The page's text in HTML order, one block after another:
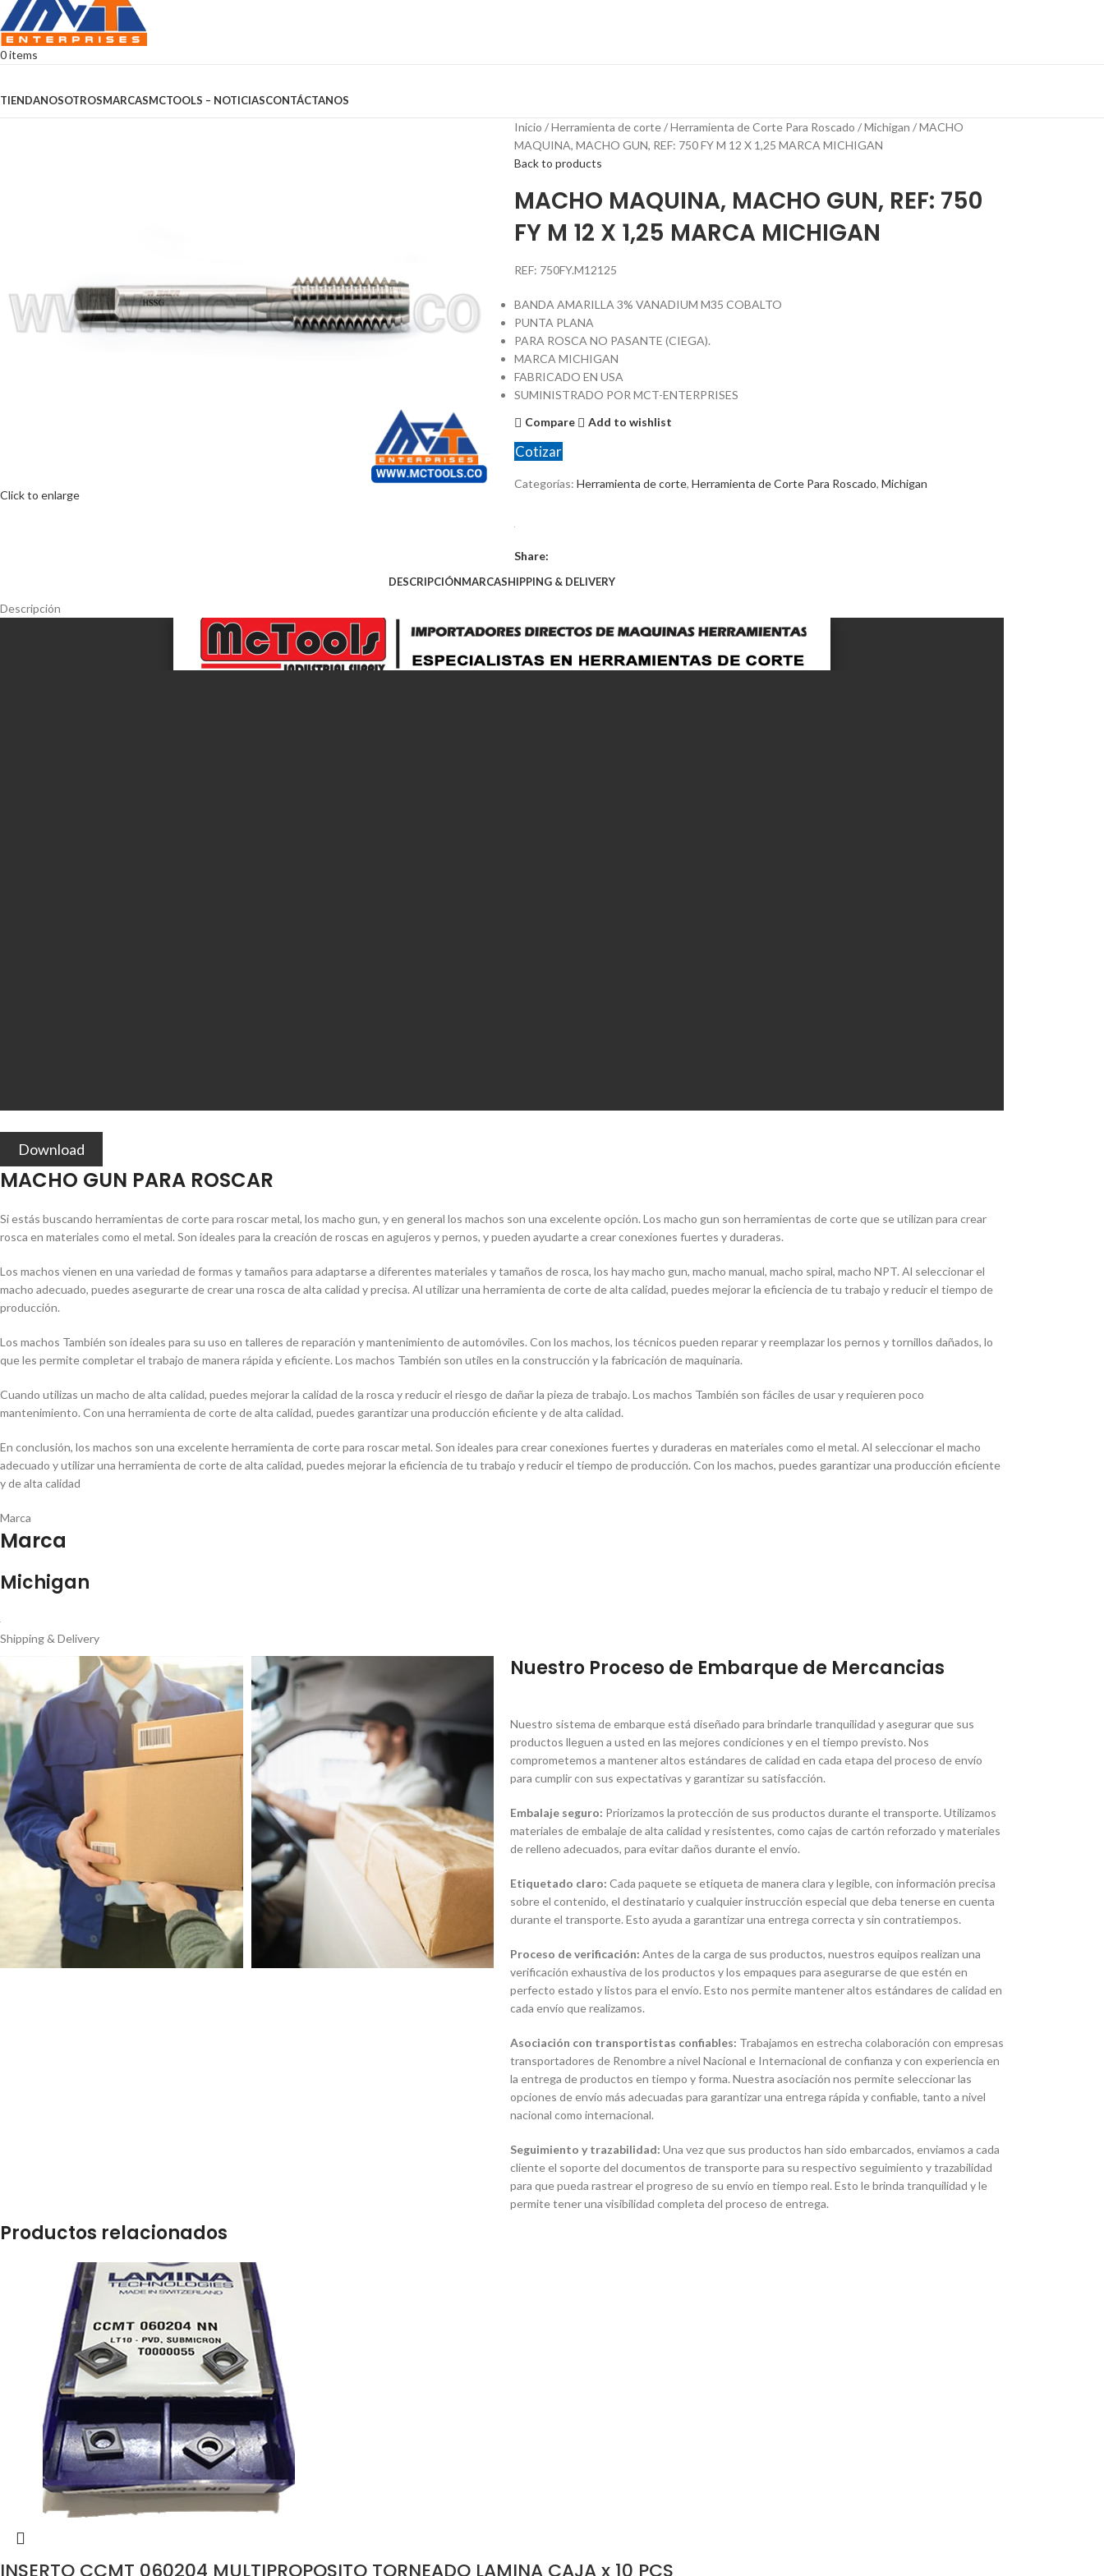
0items
TIENDANOSOTROSMARCASMCTOOLS – NOTICIASCONTÁCTANOS
Click to enlarge
Inicio Herramienta de corte Herramienta de Corte Para Roscado Michigan
MACHO
MAQUINA, MACHO GUN, REF: 750 FY M 12 X 1,25 MARCA MICHIGAN
Back to products
MACHO MAQUINA, MACHO GUN, REF: 750
FY M 12 X 1,25 MARCA MICHIGAN
REF: 750FY.M12125
BANDA AMARILLA 3% VANADIUM M35 COBALTO
PUNTA PLANA
PARA ROSCA NO PASANTE (CIEGA).
MARCA MICHIGAN
FABRICADO EN USA
SUMINISTRADO POR MCT-ENTERPRISES
Compare
Add to wishlist
Cotizar
Categorías: Herramienta de corte, Herramienta de Corte Para Roscado, Michigan
Share:
DESCRIPCIÓNMARCASHIPPING & DELIVERY
Descripción
Download
MACHO GUN PARA ROSCAR
Si estás buscando herramientas de corte para roscar metal, los macho gun, y en general los machos son una excelente opción. Los macho gun son herramientas de corte que se utilizan para crear
rosca en materiales como el metal. Son ideales para la creación de roscas en agujeros y pernos, y pueden ayudarte a crear conexiones fuertes y duraderas.
Los machos vienen en una variedad de formas y tamaños para adaptarse a diferentes materiales y tamaños de rosca, los hay macho gun, macho manual, macho spiral, macho NPT. Al seleccionar el
macho adecuado, puedes asegurarte de crear una rosca de alta calidad y precisa. Al utilizar una herramienta de corte de alta calidad, puedes mejorar la eficiencia de tu trabajo y reducir el tiempo de
producción.
Los machos También son ideales para su uso en talleres de reparación y mantenimiento de automóviles. Con los machos, los técnicos pueden reparar y reemplazar los pernos y tornillos dañados, lo
que les permite completar el trabajo de manera rápida y eficiente. Los machos También son utiles en la construcción y la fabricación de maquinaria.
Cuando utilizas un macho de alta calidad, puedes mejorar la calidad de la rosca y reducir el riesgo de dañar la pieza de trabajo. Los machos También son fáciles de usar y requieren poco
mantenimiento. Con una herramienta de corte de alta calidad, puedes garantizar una producción eficiente y de alta calidad.
En conclusión, los machos son una excelente herramienta de corte para roscar metal. Son ideales para crear conexiones fuertes y duraderas en materiales como el metal. Al seleccionar el macho
adecuado y utilizar una herramienta de corte de alta calidad, puedes mejorar la eficiencia de tu trabajo y reducir el tiempo de producción. Con los machos, puedes garantizar una producción eficiente
y de alta calidad
Marca
Marca
Michigan
Shipping & Delivery
Nuestro Proceso de Embarque de Mercancias
Nuestro sistema de embarque está diseñado para brindarle tranquilidad y asegurar que sus
productos lleguen a usted en las mejores condiciones y en el tiempo previsto. Nos
comprometemos a mantener altos estándares de calidad en cada etapa del proceso de envío
para cumplir con sus expectativas y garantizar su satisfacción.
Embalaje seguro: Priorizamos la protección de sus productos durante el transporte. Utilizamos
materiales de embalaje de alta calidad y resistentes, como cajas de cartón reforzado y materiales
de relleno adecuados, para evitar daños durante el envío.
Etiquetado claro: Cada paquete se etiqueta de manera clara y legible, con información precisa
sobre el contenido, el destinatario y cualquier instrucción especial que deba tenerse en cuenta
durante el transporte. Esto ayuda a garantizar una entrega correcta y sin contratiempos.
Proceso de verificación: Antes de la carga de sus productos, nuestros equipos realizan una
verificación exhaustiva de los productos y los empaques para asegurarse de que estén en
perfecto estado y listos para el envío. Esto nos permite mantener altos estándares de calidad en
cada envío que realizamos.
Asociación con transportistas confiables: Trabajamos en estrecha colaboración con empresas
transportadores de Renombre a nivel Nacional e Internacional de confianza y con experiencia en
la entrega de productos en tiempo y forma. Nuestra asociación nos permite seleccionar las
opciones de envío más adecuadas para garantizar una entrega rápida y confiable, tanto a nivel
nacional como internacional.
Seguimiento y trazabilidad: Una vez que sus productos han sido embarcados, enviamos a cada
cliente el soporte del documentos de transporte para su respectivo seguimiento y trazabilidad
para que pueda rastrear el progreso de su envío en tiempo real. Esto le brinda tranquilidad y le
permite tener una visibilidad completa del proceso de entrega.
Productos relacionados
INSERTO CCMT 060204 MULTIPROPOSITO TORNEADO LAMINA CAJA x 10 PCS